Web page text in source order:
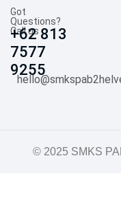
Got
Questions?
Call us
+62 813
7577
9255
© 2025 SMKS